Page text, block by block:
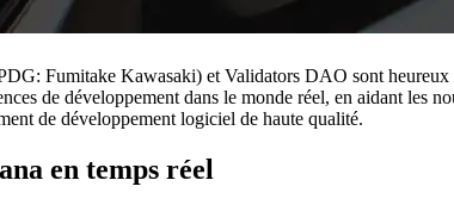
Fumitake Kawasaki) et Validators DAO sont
de développement dans le monde réel, en aidant les
de développement logiciel de haute qualité.
en temps réel